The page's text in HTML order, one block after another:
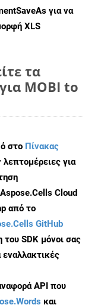
για να
XLS
τα
MOBI to
στο Πίνακας
για
Cloud
από το
GitHub
SDK μόνοι σας
εναλλακτικές
API που
και